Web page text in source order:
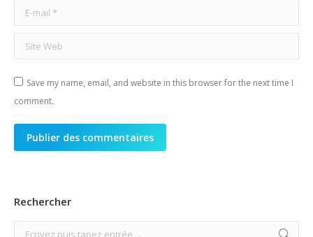
E-mail *
Site Web
Save my name, email, and website in this browser for the next time I
comment.
Publier des commentaires
Rechercher
Search: